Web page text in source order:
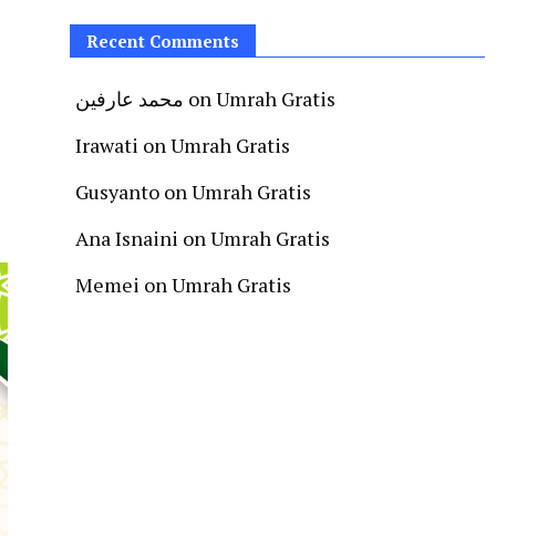
Recent Comments
محمد عارفين onUmrah Gratis
Irawati onUmrah Gratis
Gusyanto onUmrah Gratis
Ana Isnaini onUmrah Gratis
Memei onUmrah Gratis